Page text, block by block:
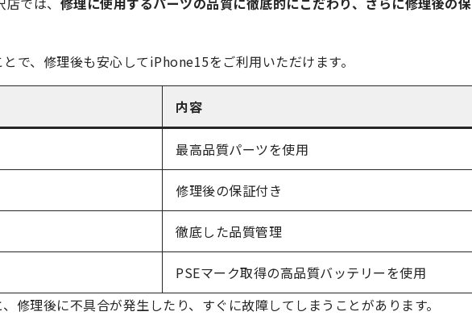
で、修理後も安心してiPhone15をご利用いただけます。
内容
最高品質パーツを使用
修理後の保証付き
徹底した品質管理
PSEマーク取得の高品質バッテリーを使用
修理後に不具合が発生したり、すぐに故障してしまうことがあります。